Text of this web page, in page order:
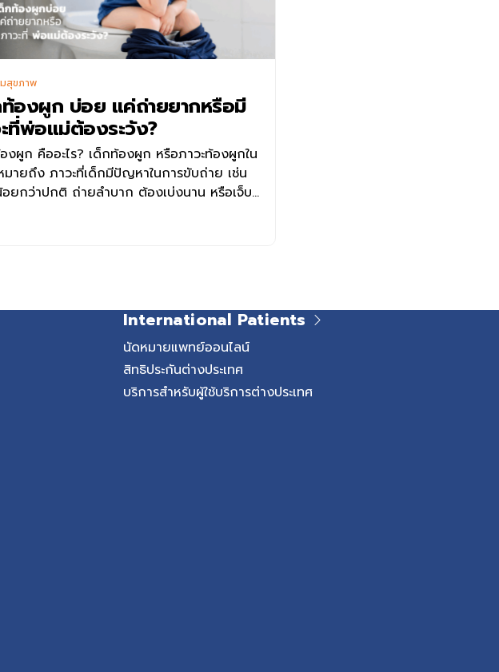
องผูก บ่อย แค่ถ่ายยากหรือมี
ที่พ่อแม่ต้องระวัง?
งผูก คืออะไร? เด็กท้องผูก หรือภาวะท้องผูกใน
มายถึง ภาวะที่เด็กมีปัญหาในการขับถ่าย เช่น
ยกว่าปกติ ถ่ายลำบาก ต้องเบ่งนาน หรือเจ็บ
ถ่ายกี่วันถึงเรียกว่าท้องผูก? เด็กบางคนอาจไม่ได้
กวัน แต่ไม่ได้แปลว่าท้องผูกเสมอไป สิ่งสำคัญคือ
ร่วมกับลักษณะอุจจาระและอาการขณะถ่าย โดย
หากเด็กไม่ถ่ายหลายวัน แต่เมื่อถ่ายแล้วอุจจาระยัง
ายออกได้เอง และไม่มีอาการเจ็บ อาจยังไม่ถือว่า
ติ แต่หากถ่ายน้อยกว่า 3 ครั้งต่อสัปดาห์ ร่วมกับ
ะแข็ง เบ่งนาน เจ็บขณะถ่าย หรือมีพฤติกรรมกลั้น
ะ อาจเข้าข่ายภาวะเด็กท้องผูก ในทารกที่กินนมแม่
สุขภาพ
International Patients
นัดหมายแพทย์ออนไลน์
สิทธิประกันต่างประเทศ
บริการสำหรับผู้ใช้บริการต่างประเทศ